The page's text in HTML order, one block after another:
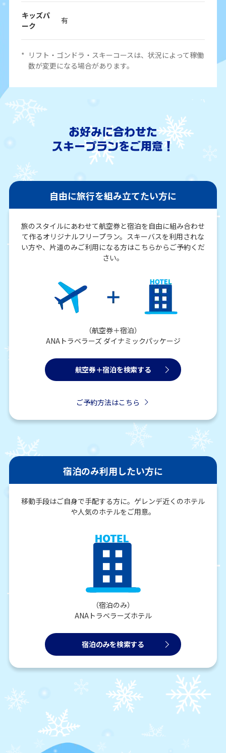
キッズパ
ーク
有
* リフト・ゴンドラ・スキーコースは、状況によって稼働
数が変更になる場合があります。
自由に旅行を組み立てたい方に
旅のスタイルにあわせて航空券と宿泊を自由に組み合わせ
て作るオリジナルフリープラン。スキーバスを利用されな
い方や、片道のみご利用になる方はこちらからご予約くだ
さい。
（航空券＋宿泊）
ANAトラベラーズ ダイナミックパッケージ
航空券＋宿泊を検索する
ご予約方法はこちら
宿泊のみ利用したい方に
移動手段はご自身で手配する方に。ゲレンデ近くのホテル
や人気のホテルをご用意。
（宿泊のみ）
ANAトラベラーズホテル
宿泊のみを検索する